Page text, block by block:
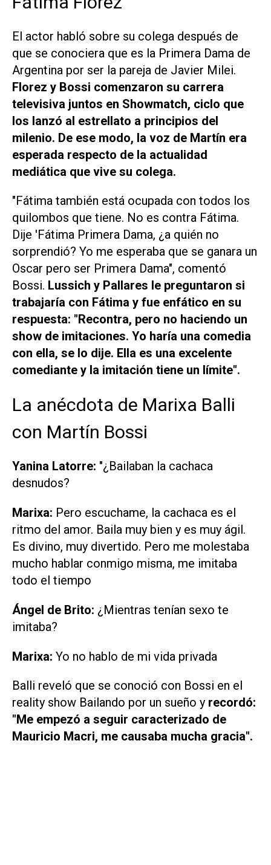
El actor habló sobre su colega después de
que se conociera que es la Primera Dama de
Argentina por ser la pareja de Javier Milei.
Florez y Bossi comenzaron su carrera
televisiva juntos en Showmatch, ciclo que
los lanzó al estrellato a principios del
milenio. De ese modo, la voz de Martín era
esperada respecto de la actualidad
mediática que vive su colega.
"Fátima también está ocupada con todos los
quilombos que tiene. No es contra Fátima.
Dije 'Fátima Primera Dama, ¿a quién no
sorprendió? Yo me esperaba que se ganara un
Oscar pero ser Primera Dama", comentó
Bossi. Lussich y Pallares le preguntaron si
trabajaría con Fátima y fue enfático en su
respuesta: "Recontra, pero no haciendo un
show de imitaciones. Yo haría una comedia
con ella, se lo dije. Ella es una excelente
comediante y la imitación tiene un límite".
La anécdota de Marixa Balli
con Martín Bossi
Yanina Latorre: "¿Bailaban la cachaca
desnudos?
Marixa: Pero escuchame, la cachaca es el
ritmo del amor. Baila muy bien y es muy ágil.
Es divino, muy divertido. Pero me molestaba
mucho hablar conmigo misma, me imitaba
todo el tiempo
Ángel de Brito: ¿Mientras tenían sexo te
imitaba?
Marixa: Yo no hablo de mi vida privada
Balli reveló que se conoció con Bossi en el
reality show Bailando por un sueño y recordó:
"Me empezó a seguir caracterizado de
Mauricio Macri, me causaba mucha gracia".